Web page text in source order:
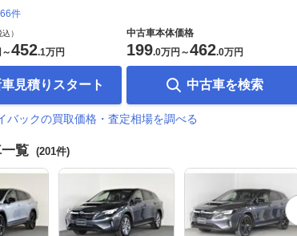
件
込）
～452.1万円
見積りスタート
中古車本体価格
199.0万円 ～462.0万円
中古車を検索
バックの買取価格・査定相場を調べる
覧 (201件)